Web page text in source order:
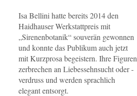
Isa Bellini hatte bereits 2014 den
Haidhauser Werkstattpreis mit
„Sirenenbotanik“ souverän gewonnen
und konnte das Publikum auch jetzt
mit Kurzprosa begeistern. Ihre Figuren
zerbrechen an Liebessehnsucht oder -
verdruss und werden sprachlich
elegant entsorgt.